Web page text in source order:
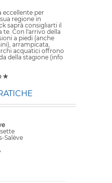
eccellente per
regione in
saprà consigliarti il
te. Con l'arrivo della
a piedi (anche
arrampicata,
acquatici offrono
della stagione (info
✯
Salève